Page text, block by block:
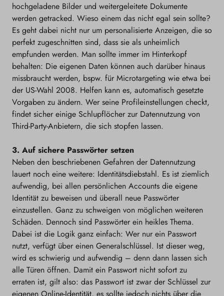
hochgeladene Bilder und weitergeleitete Dokumente
werden getracked. Wieso einem das nicht egal sein sollte?
Es geht dabei nicht nur um personalisierte Anzeigen, die so
perfekt zugeschnitten sind, dass sie als unheimlich
empfunden werden. Man sollte immer im Hinterkopf
behalten: Die eigenen Daten können auch darüber hinaus
missbraucht werden, bspw. für Microtargeting wie etwa bei
der US-Wahl 2008. Helfen kann es, automatisch gesetzte
Vorgaben zu ändern. Wer seine Profileinstellungen checkt,
findet sicher einige Schlupflöcher zur Datennutzung von
Third-Party-Anbietern, die sich stopfen lassen.
3. Auf sichere Passwörter setzen
Neben den beschriebenen Gefahren der Datennutzung
lauert noch eine weitere: Identitätsdiebstahl. Es ist ziemlich
aufwendig, bei allen persönlichen Accounts die eigene
Identität zu beweisen und überall neue Passwörter
einzustellen. Ganz zu schweigen von möglichen weiteren
Schäden. Dennoch sind Passwörter ein heikles Thema.
Dabei ist die Logik ganz einfach: Wer nur ein Passwort
nutzt, verfügt über einen Generalschlüssel. Ist dieser weg,
wird es schwierig und aufwendig – denn dann lassen sich
alle Türen öffnen. Damit ein Passwort nicht sofort zu
erraten ist, gilt also: das Passwort ist zwar der Schlüssel zur
eigenen Online-Identität, es sollte jedoch nichts über die